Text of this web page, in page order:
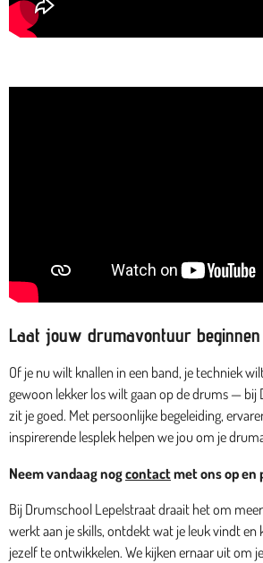
Laat jouw drumavontuur beginnen
Of je nu wilt knallen in een band, je techniek
gewoon lekker los wilt gaan op de drums —
zit je goed. Met persoonlijke begeleiding,
inspirerende lesplek helpen we jou om je
Neem vandaag nogcontactmet ons op en
Bij Drumschool Lepelstraat draait het om
werkt aan je skills, ontdekt wat je leuk vindt
jezelf te ontwikkelen. We kijken ernaar uit om